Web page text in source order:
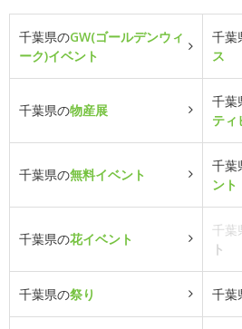
千葉県のGW(ゴールデンウィ
ーク)イベント
千葉
ス
千葉県の物産展
千葉
ティ
千葉県の無料イベント
千葉
ント
千葉県の花イベント
千葉
ト
千葉県の祭り 千葉